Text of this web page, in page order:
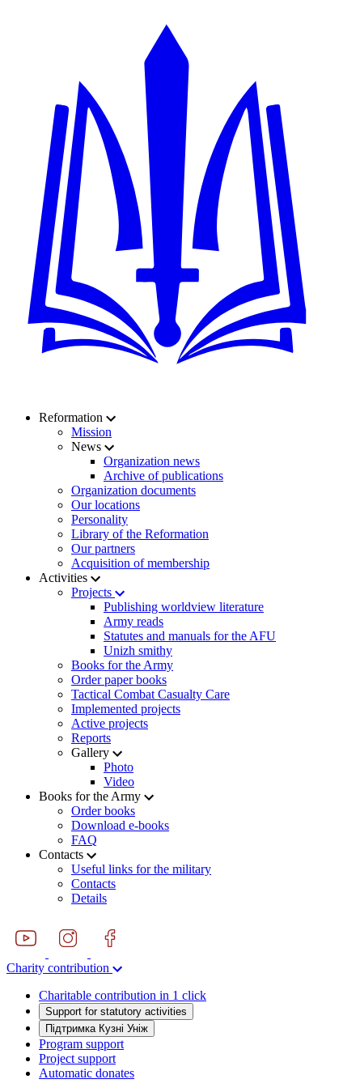
Reformation
Mission
News
Organization news
Archive of publications
Organization documents
Our locations
Personality
Library of the Reformation
Our partners
Acquisition of membership
Activities
Projects
Publishing worldview literature
Army reads
Statutes and manuals for the AFU
Unizh smithy
Books for the Army
Order paper books
Tactical Combat Casualty Care
Implemented projects
Active projects
Reports
Gallery
Photo
Video
Books for the Army
Order books
Download e-books
FAQ
Contacts
Useful links for the military
Contacts
Details
Charity contribution
Charitable contribution in 1 click
Support for statutory activities
Підтримка Кузні Уніж
Program support
Project support
Automatic donates